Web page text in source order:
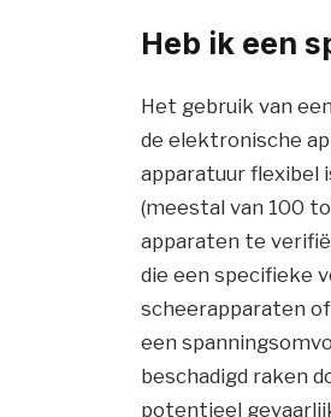
Heb ik een
Het gebruik van
de elektronische
apparatuur flexibel
(meestal van 100
apparaten te
die een specifieke
scheerapparaten
een
beschadigd raken
potentieel